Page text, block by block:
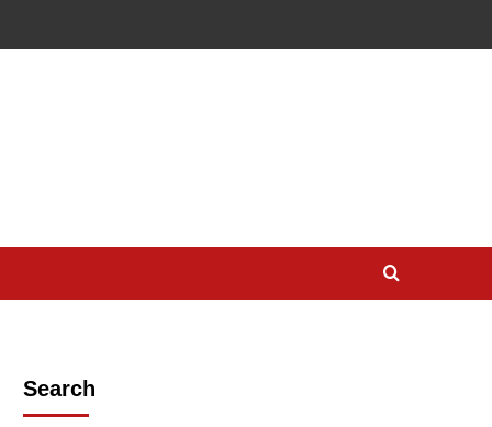
Search